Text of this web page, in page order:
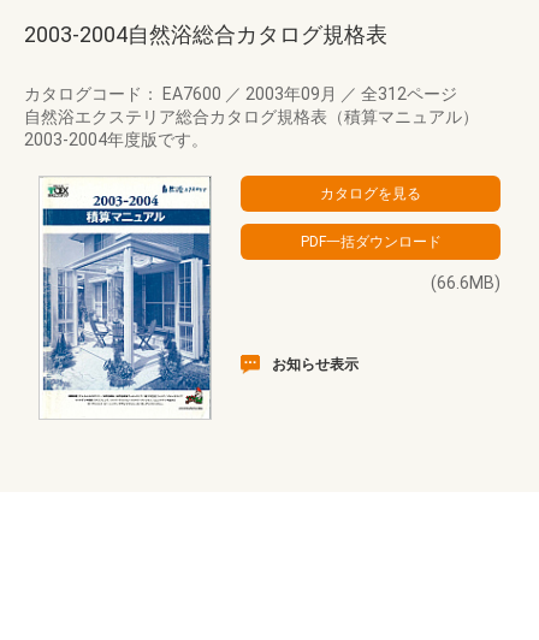
2003-2004自然浴総合カタログ規格表
カタログコード： EA7600 ／ 2003年09月 ／ 全312ページ
自然浴エクステリア総合カタログ規格表（積算マニュアル）
2003-2004年度版です。
(66.6MB)
お知らせ表示